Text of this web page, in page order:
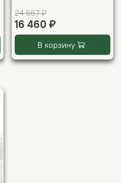
24 567 ₽
16 460 ₽
В корзину